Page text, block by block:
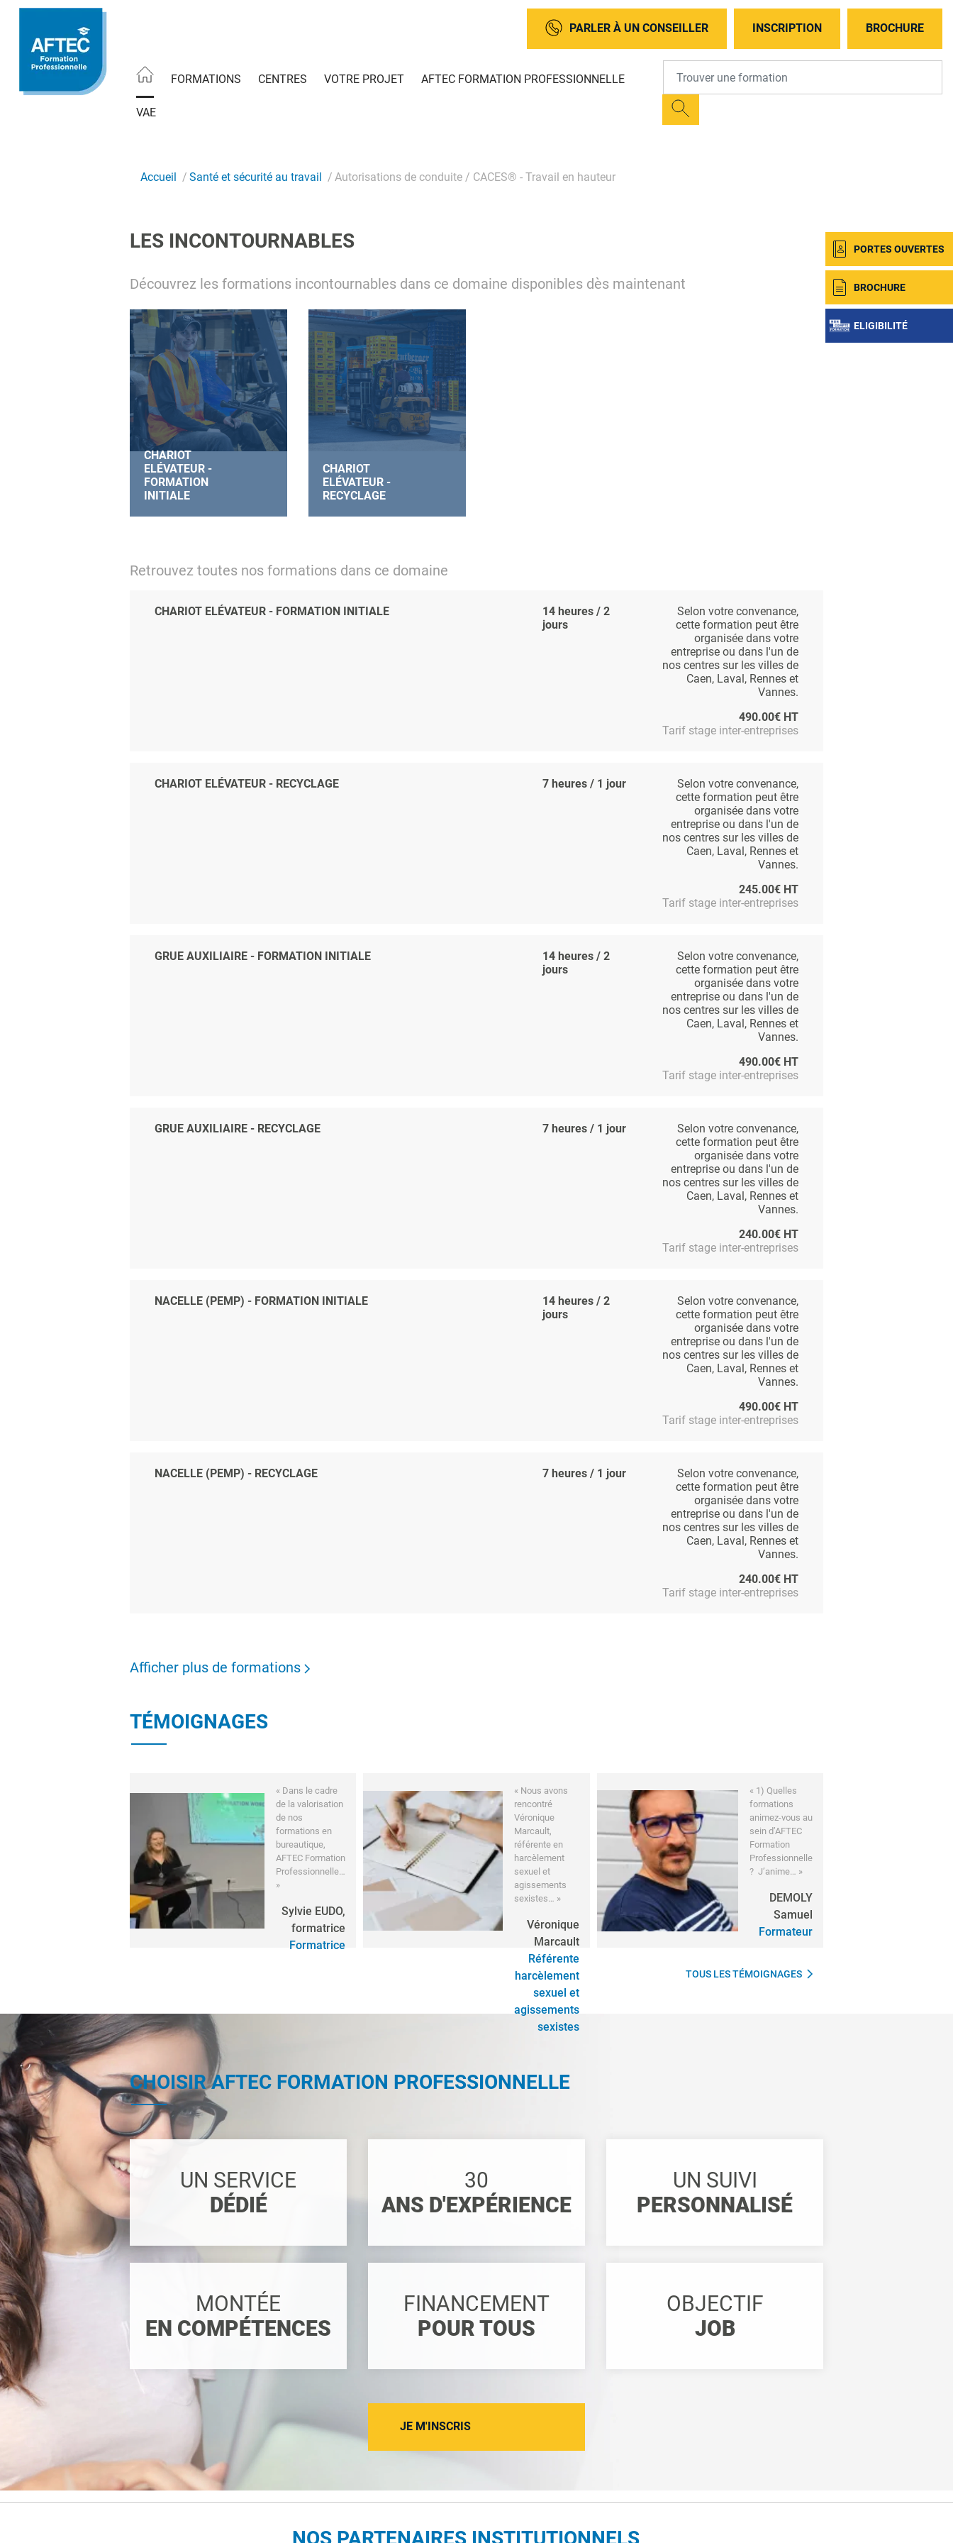
contenu
principal
PARLER À UN CONSEILLER INSCRIPTION BROCHURE
FORMATIONS CENTRES VOTRE PROJET AFTEC FORMATION PROFESSIONNELLE
VAE
PORTES OUVERTES
BROCHURE
ELIGIBILITÉ
Accueil Santé et sécurité au travail Autorisations de conduite / CACES® - Travail en hauteur
LES INCONTOURNABLES
Découvrez les formations incontournables dans ce domaine disponibles dès maintenant
CHARIOT
ELÉVATEUR -
FORMATION
INITIALE
CHARIOT
ELÉVATEUR -
RECYCLAGE
Retrouvez toutes nos formations dans ce domaine
CHARIOT ELÉVATEUR - FORMATION INITIALE
14 heures / 2
jours
Selon votre convenance,
cette formation peut être
organisée dans votre
entreprise ou dans l'un de
nos centres sur les villes de
Caen, Laval, Rennes et
Vannes.
490.00€ HT
Tarif stage inter-entreprises
CHARIOT ELÉVATEUR - RECYCLAGE 7 heures / 1 jour
Selon votre convenance,
cette formation peut être
organisée dans votre
entreprise ou dans l'un de
nos centres sur les villes de
Caen, Laval, Rennes et
Vannes.
245.00€ HT
Tarif stage inter-entreprises
GRUE AUXILIAIRE - FORMATION INITIALE
14 heures / 2
jours
Selon votre convenance,
cette formation peut être
organisée dans votre
entreprise ou dans l'un de
nos centres sur les villes de
Caen, Laval, Rennes et
Vannes.
490.00€ HT
Tarif stage inter-entreprises
GRUE AUXILIAIRE - RECYCLAGE 7 heures / 1 jour
Selon votre convenance,
cette formation peut être
organisée dans votre
entreprise ou dans l'un de
nos centres sur les villes de
Caen, Laval, Rennes et
Vannes.
240.00€ HT
Tarif stage inter-entreprises
NACELLE (PEMP) - FORMATION INITIALE
14 heures / 2
jours
Selon votre convenance,
cette formation peut être
organisée dans votre
entreprise ou dans l'un de
nos centres sur les villes de
Caen, Laval, Rennes et
Vannes.
490.00€ HT
Tarif stage inter-entreprises
NACELLE (PEMP) - RECYCLAGE 7 heures / 1 jour
Selon votre convenance,
cette formation peut être
organisée dans votre
entreprise ou dans l'un de
nos centres sur les villes de
Caen, Laval, Rennes et
Vannes.
240.00€ HT
Tarif stage inter-entreprises
Afficher plus de formations
TÉMOIGNAGES
« Dans le cadre
de la valorisation
de nos
formations en
bureautique,
AFTEC Formation
Professionnelle…
»
Sylvie EUDO,
formatrice
Formatrice
« Nous avons
rencontré
Véronique
Marcault,
référente en
harcèlement
sexuel et
agissements
sexistes… »
Véronique
Marcault
Référente
harcèlement
sexuel et
agissements
sexistes
« 1) Quelles
formations
animez-vous au
sein d’AFTEC
Formation
Professionnelle
? J’anime… »
DEMOLY
Samuel
Formateur
TOUS LES TÉMOIGNAGES
CHOISIR AFTEC FORMATION PROFESSIONNELLE
UN SERVICE
DÉDIÉ
30
ANS D'EXPÉRIENCE
UN SUIVI
PERSONNALISÉ
MONTÉE
EN COMPÉTENCES
FINANCEMENT
POUR TOUS
OBJECTIF
JOB
JE M'INSCRIS